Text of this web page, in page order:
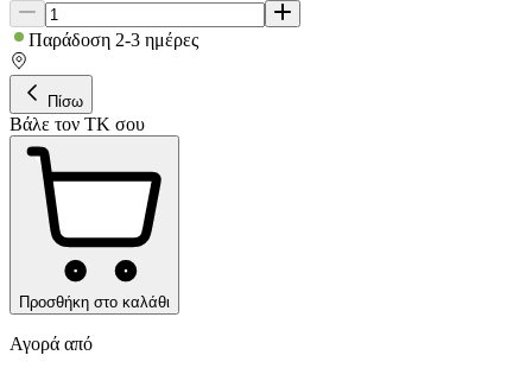
Παράδοση 2-3 ημέρες
Πίσω
Βάλε τον ΤΚ σου
Προσθήκη στο καλάθι
Αγορά από